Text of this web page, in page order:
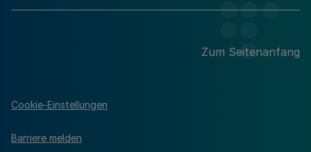
Zum Seitenanfang
Cookie-Einstellungen
Barriere melden